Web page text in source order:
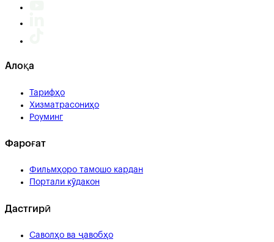
Алоқа
Тарифҳо
Хизматрасониҳо
Роуминг
Фароғат
Фильмҳоро тамошо кардан
Портали кӯдакон
Дастгирӣ
Саволҳо ва ҷавобҳо